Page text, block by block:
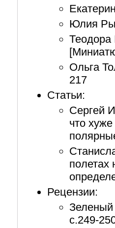
Юлия
Ольга
217
Статьи:
Сергей
что
полетах
Рецензии:
с.249-